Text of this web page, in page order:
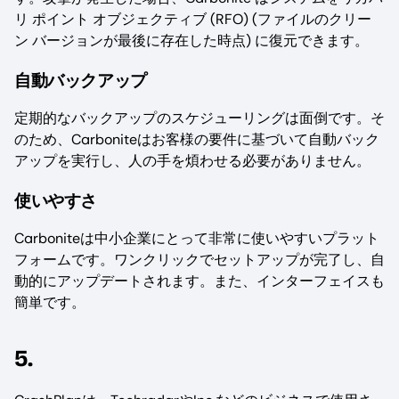
リ ポイント オブジェクティブ (RFO) (ファイルのクリー
ン バージョンが最後に存在した時点) に復元できます。
自動バックアップ
定期的なバックアップのスケジューリングは面倒です。そ
のため、Carboniteはお客様の要件に基づいて自動バック
アップを実行し、人の手を煩わせる必要がありません。
使いやすさ
Carboniteは中小企業にとって非常に使いやすいプラット
フォームです。ワンクリックでセットアップが完了し、自
動的にアップデートされます。また、インターフェイスも
簡単です。
5.